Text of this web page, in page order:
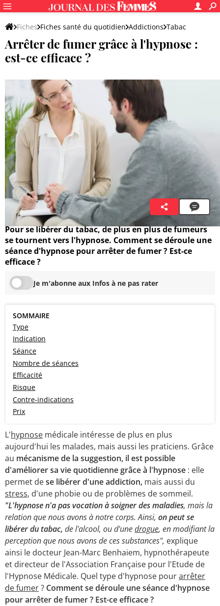
Fiches Fiches santé du quotidien Addictions Tabac
Arrêter de fumer grâce à l'hypnose :
est-ce efficace ?
Justine Ferrari
27 juin 2023 16:27
Pour se libérer du tabac, de plus en plus de fumeurs
se tournent vers l'hypnose. Comment se déroule une
séance d'hypnose pour arrêter de fumer ? Est-ce
efficace ?
Je m'abonne aux Infos à ne pas rater
SOMMAIRE
Type
Indication
Séance
Nombre de séances
Efficacité
Risque
Contre-indications
Prix
L'hypnose médicale intéresse de plus en plus
aujourd'hui les malades, mais aussi les praticiens. Grâce
au mécanisme de la suggestion, il est possible
d'améliorer sa vie quotidienne grâce à l'hypnose : elle
permet dese libérer d'une addiction, mais aussi du
stress, d'une phobie ou de problèmes de sommeil.
"L'hypnose n'a pas vocation à soigner des maladies, mais la
relation que nous avons à notre corps. Ainsi, on peut se
libérer du tabac, de l'alcool, ou d'unedrogue, en modifiant la
perception que nous avons de ces substances", explique
ainsi le docteur Jean-Marc Benhaiem, hypnothérapeute
et directeur de l'Association Française pour l'Etude de
l'Hypnose Médicale. Quel type d'hypnose pourarrêter
de fumer? Comment se déroule une séance d'hypnose
pour arrêter de fumer ? Est-ce efficace ?